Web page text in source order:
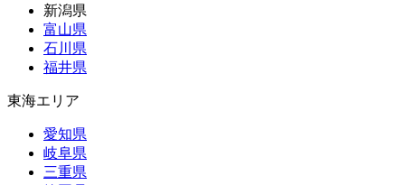
新潟県
富山県
石川県
福井県
東海エリア
愛知県
岐阜県
三重県